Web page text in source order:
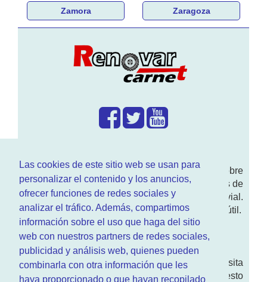
Las cookies de este sitio web se usan para
personalizar el contenido y los anuncios,
ofrecer funciones de redes sociales y
analizar el tráfico. Además, compartimos
información sobre el uso que haga del sitio
web con nuestros partners de redes sociales,
publicidad y análisis web, quienes pueden
combinarla con otra información que les
haya proporcionado o que hayan recopilado
Zamora Zaragoza
Enwww.RenovarCarnet.comTe contamos sobre
larenovación del permisode conducir, noticias de
actualidad motor y sobre todo seguridad vial.
Ademas tenemos todo tipo de información DGT útil.
¿Quienes somos?
Quieres saber quien mantiene la pagina, visita
nuestrasección de contacto. Aquí tienes nuesto